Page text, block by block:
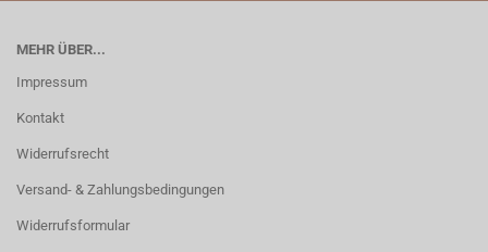
MEHR ÜBER...
Impressum
Kontakt
Widerrufsrecht
Versand- & Zahlungsbedingungen
Widerrufsformular